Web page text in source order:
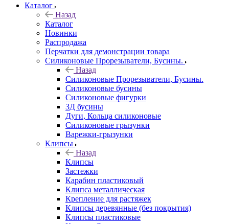
Каталог
Назад
Каталог
Новинки
Распродажа
Перчатки для демонстрации товара
Силиконовые Прорезыватели, Бусины.
Назад
Силиконовые Прорезыватели, Бусины.
Силиконовые бусины
Силиконовые фигурки
3Д бусины
Дуги, Кольца силиконовые
Силиконовые грызунки
Варежки-грызунки
Клипсы
Назад
Клипсы
Застежки
Карабин пластиковый
Клипса металлическая
Крепление для растяжек
Клипсы деревянные (без покрытия)
Клипсы пластиковые